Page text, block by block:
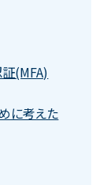
(MFA)
に考えた